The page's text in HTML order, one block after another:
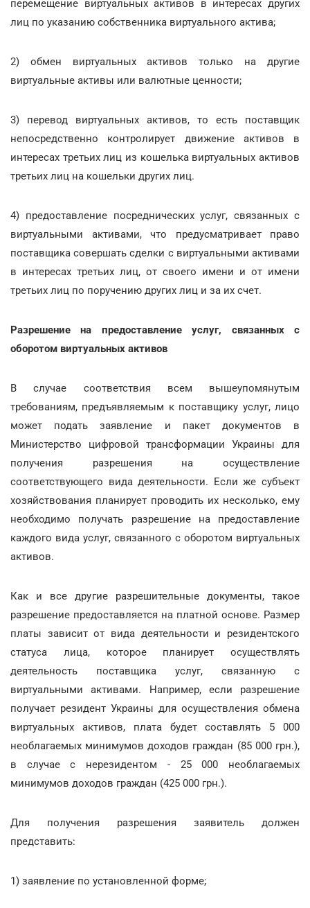
перемещение виртуальных активов в интересах других
лиц по указанию собственника виртуального актива;
2) обмен виртуальных активов только на другие
виртуальные активы или валютные ценности;
3) перевод виртуальных активов, то есть поставщик
непосредственно контролирует движение активов в
интересах третьих лиц из кошелька виртуальных активов
третьих лиц на кошельки других лиц.
4) предоставление посреднических услуг, связанных с
виртуальными активами, что предусматривает право
поставщика совершать сделки с виртуальными активами
в интересах третьих лиц, от своего имени и от имени
третьих лиц по поручению других лиц и за их счет.
Разрешение на предоставление услуг, связанных с
оборотом виртуальных активов
В случае соответствия всем вышеупомянутым
требованиям, предъявляемым к поставщику услуг, лицо
может подать заявление и пакет документов в
Министерство цифровой трансформации Украины для
получения разрешения на осуществление
соответствующего вида деятельности. Если же субъект
хозяйствования планирует проводить их несколько, ему
необходимо получать разрешение на предоставление
каждого вида услуг, связанного с оборотом виртуальных
активов.
Как и все другие разрешительные документы, такое
разрешение предоставляется на платной основе. Размер
платы зависит от вида деятельности и резидентского
статуса лица, которое планирует осуществлять
деятельность поставщика услуг, связанную с
виртуальными активами. Например, если разрешение
получает резидент Украины для осуществления обмена
виртуальных активов, плата будет составлять 5 000
необлагаемых минимумов доходов граждан (85 000 грн.),
в случае с нерезидентом - 25 000 необлагаемых
минимумов доходов граждан (425 000 грн.).
Для получения разрешения заявитель должен
представить:
1) заявление по установленной форме;